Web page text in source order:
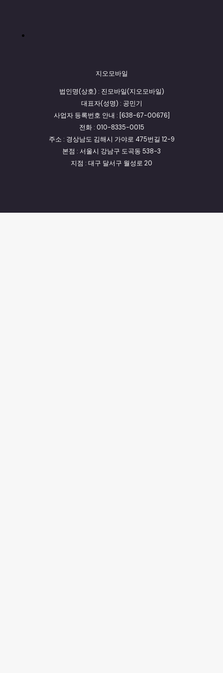
지오모바일
법인명(상호) : 진모바일(지오모바일)
대표자(성명) : 공민기
사업자 등록번호 안내 : [638-67-00676]
전화 : 010-8335-0015
주소 : 경상남도 김해시 가야로 475번길 12-9
본점 : 서울시 강남구 도곡동 538-3
지점 : 대구 달서구 월성로 20